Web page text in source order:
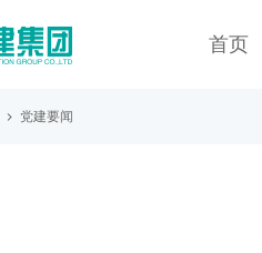
首页
党建要闻